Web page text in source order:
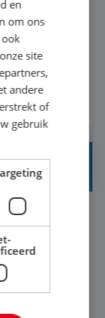
er is. Of
jij vindt
Z te
leren onze
plekjes op
Baan
of
en
om ons
ook
site
andere
of
gebruik